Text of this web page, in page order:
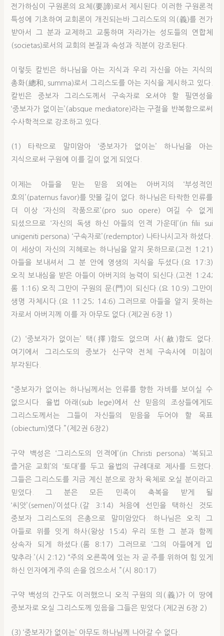
전가하심이 구원론의 요체(要諦)로서 제시된다. 이러한 구원론적
특성에 기초하여 교회론이 개진되는바 그리스도의 의(義)를 전가
받아서 그 분과 교제하고 교통하며 자라가는 성도들의 연합체
(societas)로서의 교회의 본질과 속성과 직분이 강조된다.
이렇듯 칼빈은 하나님을 아는 지식과 우리 자신을 아는 지식의
총화(總和, summa)로서 그리스도를 아는 지식을 제시하고 있다.
칼빈은 중보자 그리스도께서 구속자로 오셔야 할 필연성을
‘중보자가 없이는’(absque mediatore)라는 구절을 반복함으로써
수사학적으로 강조하고 있다.
(1) 타락으로 말미암아 ‘중보자가 없이는’ 하나님을 아는
지식으로써 구원에 이를 길이 없게 되었다.
이제는 아들을 믿는 믿음 외에는 아버지의 ‘부성적인
호의’(paternus favor)를 맛볼 길이 없다. 하나님은 타락한 인류를
더 이상 ‘자신의 작품으로’(pro suo opere) 여길 수 없게
되셨으므로 ‘자신의 독생 하신 아들의 인격 가운데’(in filii sui
unigeniti persona) ‘구속자로’(redemptor) 나타나시고자 하셨다.
이 세상이 자신의 지혜로는 하나님을 알지 못하므로(고전 1:21)
아들을 보내셔서 그 분 안에 영생의 지식을 두셨다.(요 17:3)
오직 보내심을 받은 아들이 아버지의 능력이 되신다.(고전 1:24;
롬 1:16) 오직 그만이 구원의 문(門)이 되신다.(요 10:9) 그만이
생명 자체시다.(요 11:25; 14:6) 그러므로 아들을 알지 못하는
자로서 아버지께 이를 자 아무도 없다.(제2권 6장 1)
(2) ‘중보자가 없이는’ 택(擇)함도 없으며 사(赦)함도 없다.
여기에서 그리스도의 중보가 신구약 전체 구속사에 미침이
부각된다.
“중보자가 없이는 하나님께서는 인류를 향한 자비를 보이실 수
없으시다. 율법 아래(sub lege)에서 산 믿음의 조상들에게도
그리스도께서는 그들이 자신들의 믿음을 두어야 할 목표
(obiectum)였다.”(제2권 6장2)
구약 백성은 ‘그리스도의 인격에’(in Christi persona) ‘복되고
즐거운 교회’의 ‘토대’를 두고 율법의 규례대로 제사를 드렸다.
그들은 그리스도를 지금 계신 분으로 장차 육체로 오실 분이라고
믿었다. 그 분은 모든 민족이 축복을 받게 될
‘씨앗’(semen)’이셨다.(갈 3:14) 처음에 선민을 택하신 것도
중보자 그리스도의 은총으로 말미암았다. 하나님은 오직 그
아들로 위를 잇게 하사(왕상 15:4) 우리 또한 그 분과 함께
상속자 되게 하셨다.(롬 8:17) 그러므로 ‘그의 아들에게 입
맞추라.’(시 2:12) “주의 오른쪽에 있는 자 곧 주를 위하여 힘 있게
하신 인자에게 주의 손을 얹으소서.”(시 80:17)
구약 백성의 간구도 이러했으니 오직 구원의 의(義)가 이 땅에
중보자로 오실 그리스도께 있음을 그들은 믿었다.(제2권 6장 2)
(3) ‘중보자가 없이는’ 아무도 하나님께 나아갈 수 없다.